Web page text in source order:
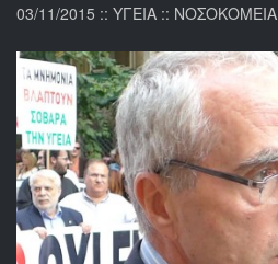
03/11/2015 :: ΥΓΕΙΑ :: ΝΟΣΟΚΟΜΕΙΑ